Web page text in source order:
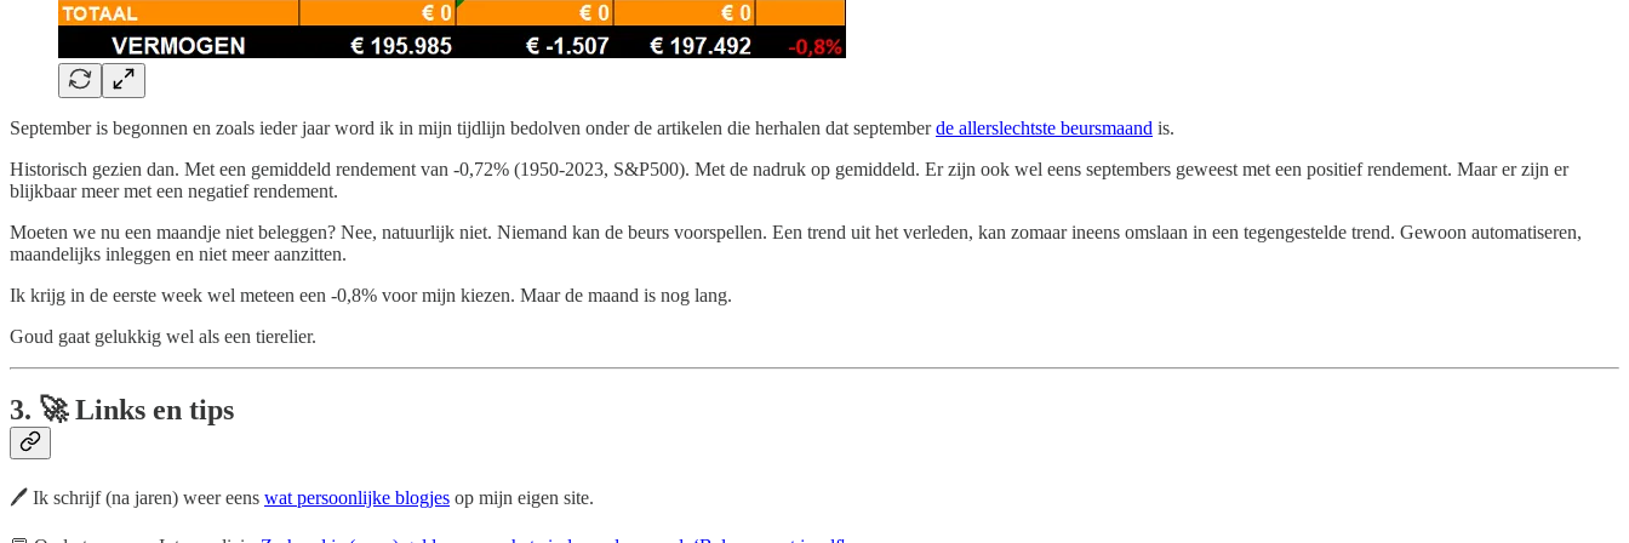
September is begonnen en zoals ieder jaar word ik in mijn tijdlijn bedolven onder de artikelen die herhalen dat septemberde allerslechtste beursmaand is.
Historisch gezien dan. Met een gemiddeld rendement van -0,72% (1950-2023, S&P500). Met de nadruk op gemiddeld. Er zijn ook wel eens septembers geweest met een positief rendement. Maar er zijn er
blijkbaar meer met een negatief rendement.
Moeten we nu een maandje niet beleggen? Nee, natuurlijk niet. Niemand kan de beurs voorspellen. Een trend uit het verleden, kan zomaar ineens omslaan in een tegengestelde trend. Gewoon automatiseren,
maandelijks inleggen en niet meer aanzitten.
Ik krijg in de eerste week wel meteen een -0,8% voor mijn kiezen. Maar de maand is nog lang.
Goud gaat gelukkig wel als een tierelier.
3. 🚀Links en tips
🖊️ Ik schrijf (na jaren) weer eens wat persoonlijke blogjes op mijn eigen site.